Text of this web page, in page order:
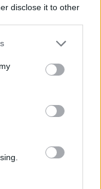
disclose it to other
Θέατρο
την αποικία του